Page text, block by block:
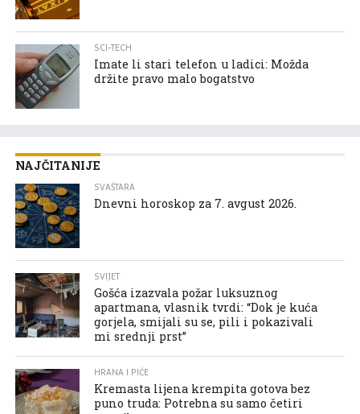
SCI-TECH
Imate li stari telefon u ladici: Možda
držite pravo malo bogatstvo
NAJČITANIJE
SVAŠTARA
Dnevni horoskop za 7. avgust 2026.
SVIJET
Gošća izazvala požar luksuznog
apartmana, vlasnik tvrdi: “Dok je kuća
gorjela, smijali su se, pili i pokazivali
mi srednji prst”
HRANA I PIĆE
Kremasta lijena krempita gotova bez
puno truda: Potrebna su samo četiri